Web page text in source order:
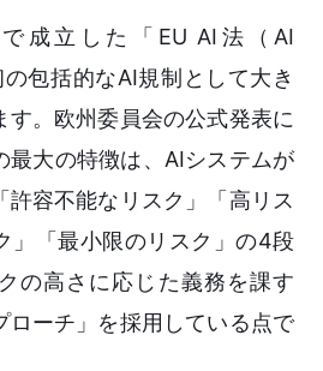
成立した「EU AI法（AI
包括的なAI規制として大き
す。欧州委員会の公式発表に
最大の特徴は、AIシステムが
許容不能なリスク」「高リス
」「最小限のリスク」の4段
の高さに応じた義務を課す
ローチ」を採用している点で